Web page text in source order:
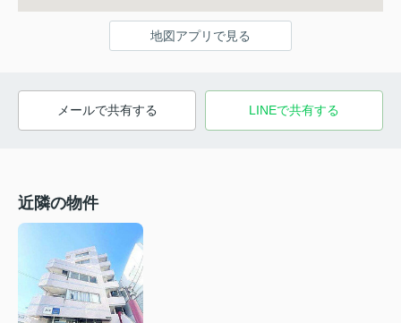
地図アプリで見る
メールで共有する LINEで共有する
近隣の物件